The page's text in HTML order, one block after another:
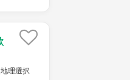
理選択